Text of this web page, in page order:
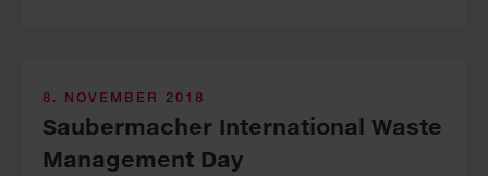
8. NOVEMBER 2018
Saubermacher International Waste
Management Day